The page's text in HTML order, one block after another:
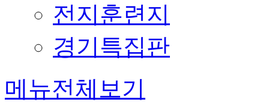
전지훈련지
경기특집판
메뉴전체보기